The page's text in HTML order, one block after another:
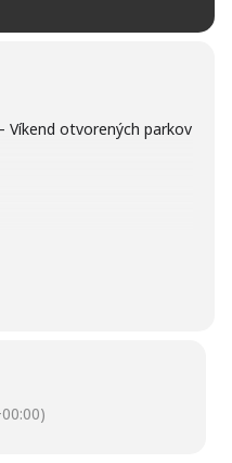
Víkend otvorených parkov